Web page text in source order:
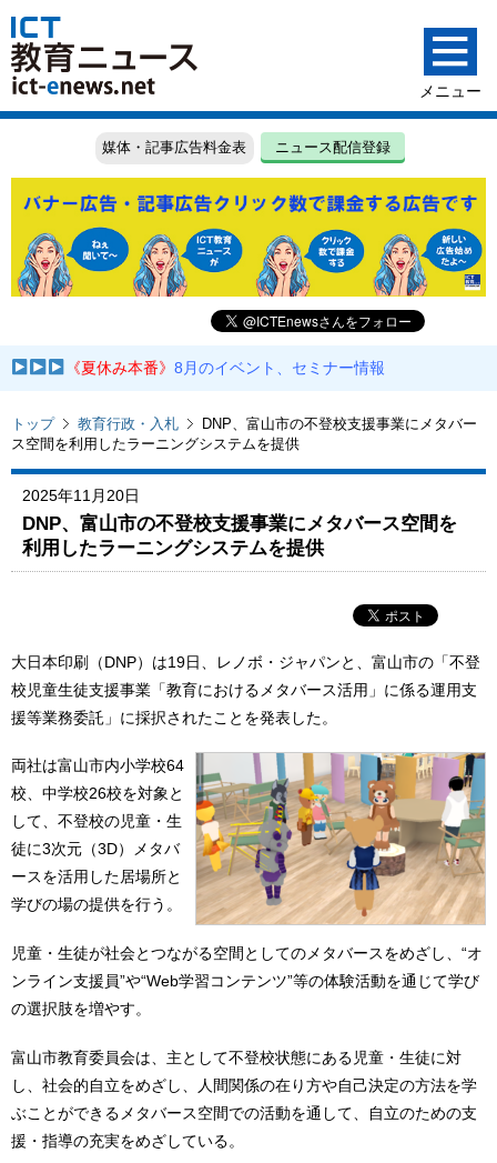
媒体・記事広告料金表 ニュース配信登録
《夏休み本番》8月のイベント、セミナー情報
トップ 教育行政・入札
DNP、富山市の不登校支援事業にメタバー
ス空間を利用したラーニングシステムを提供
2025年11月20日
DNP、富山市の不登校支援事業にメタバース空間を
利用したラーニングシステムを提供
大日本印刷（DNP）は19日、レノボ・ジャパンと、富山市の「不登
校児童生徒支援事業「教育におけるメタバース活用」に係る運用支
援等業務委託」に採択されたことを発表した。
両社は富山市内小学校64
校、中学校26校を対象と
して、不登校の児童・生
徒に3次元（3D）メタバ
ースを活用した居場所と
学びの場の提供を行う。
児童・生徒が社会とつながる空間としてのメタバースをめざし、“オ
ンライン支援員”や“Web学習コンテンツ”等の体験活動を通じて学び
の選択肢を増やす。
富山市教育委員会は、主として不登校状態にある児童・生徒に対
し、社会的自立をめざし、人間関係の在り方や自己決定の方法を学
ぶことができるメタバース空間での活動を通して、自立のための支
援・指導の充実をめざしている。